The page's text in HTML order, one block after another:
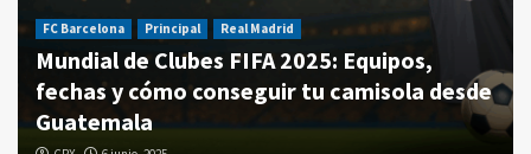
FC Barcelona Principal Real Madrid
Mundial de Clubes FIFA 2025: Equipos,
fechas y cómo conseguir tu camisola desde
Guatemala